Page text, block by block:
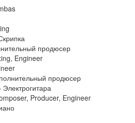
продюсер
Engineer
продюсер
Электрогитара
Producer, Engineer